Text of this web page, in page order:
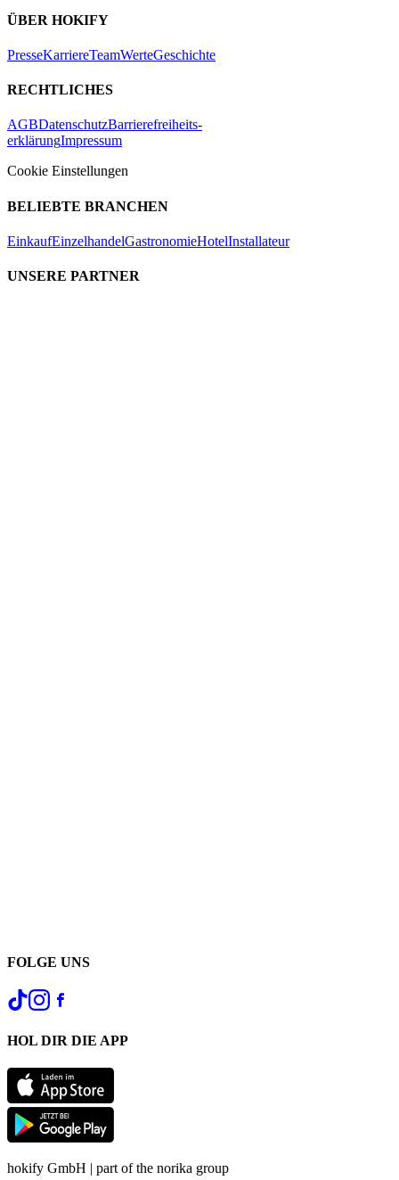
ÜBER HOKIFY
PresseKarriereTeamWerteGeschichte
RECHTLICHES
AGBDatenschutzBarrierefreiheits-
erklärungImpressum
Cookie Einstellungen
BELIEBTE BRANCHEN
EinkaufEinzelhandelGastronomieHotelInstallateur
UNSERE PARTNER
FOLGE UNS
HOL DIR DIE APP
hokify GmbH | part of the norika group